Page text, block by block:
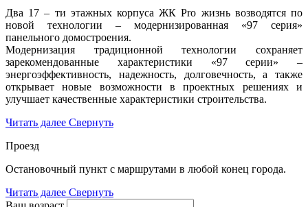
Два 17 – ти этажных корпуса ЖК Pro жизнь возводятся по
новой технологии – модернизированная «97 серия»
панельного домостроения.
Модернизация традиционной технологии сохраняет
зарекомендованные характеристики «97 серии» –
энергоэффективность, надежность, долговечность, а также
открывает новые возможности в проектных решениях и
улучшает качественные характеристики строительства.
Читать далее Свернуть
Проезд
Остановочный пункт с маршрутами в любой конец города.
Читать далее Свернуть